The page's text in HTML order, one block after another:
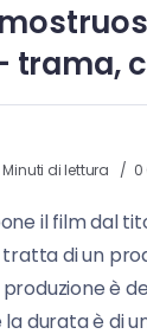
trama,
Minuti di lettura
il film dal
tratta di un
è
la durata è di